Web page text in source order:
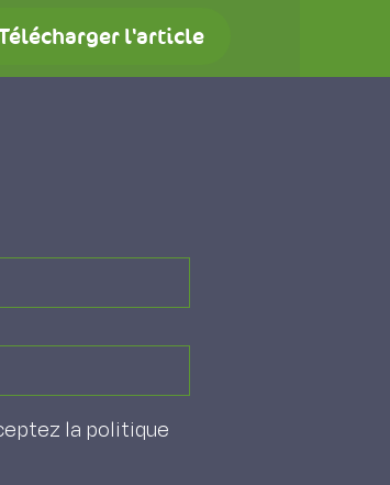
l'article
la politique